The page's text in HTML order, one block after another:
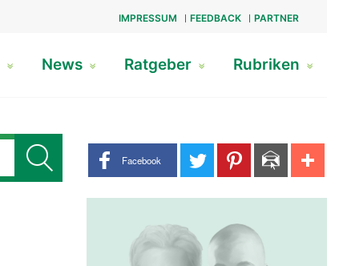
IMPRESSUM FEEDBACK PARTNER
News Ratgeber Rubriken
Share buttons
Facebook